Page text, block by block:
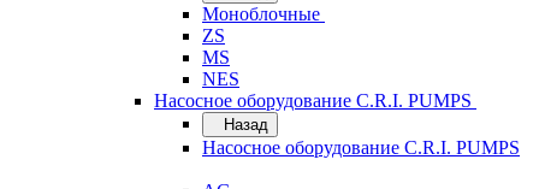
Моноблочные
ZS
MS
NES
Насосное оборудование C.R.I. PUMPS
Назад
Насосное оборудование C.R.I. PUMPS